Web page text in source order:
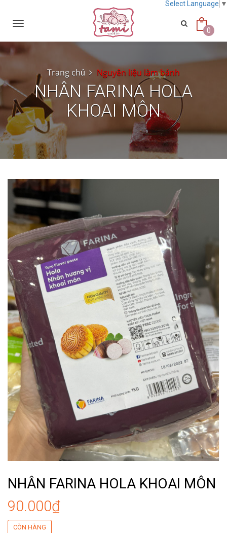
Select Language ▼
0
Toggle
Trang chủ Nguyên liệu làm bánh
NHÂN FARINA HOLA
KHOAI MÔN
NHÂN FARINA HOLA KHOAI MÔN
90.000₫
CÒN HÀNG